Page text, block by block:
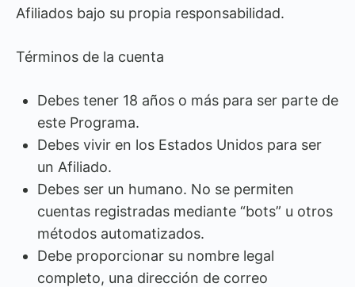
Afiliados bajo su propia responsabilidad.
Términos de la cuenta
Debes tener 18 años o más para ser parte de
este Programa.
Debes vivir en los Estados Unidos para ser
un Afiliado.
Debes ser un humano. No se permiten
cuentas registradas mediante “bots” u otros
métodos automatizados.
Debe proporcionar su nombre legal
completo, una dirección de correo